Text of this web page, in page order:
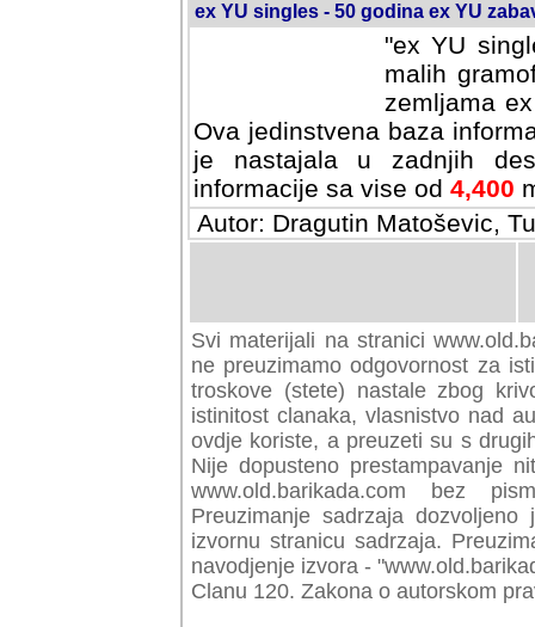
ex YU singles - 50 godina ex YU
"ex YU
malih
zemljama
Ova jedinstvena baza
je nastajala u zadnjih
informacije sa vise od 4,400
Autor: Dragutin Matoševic,
Svi materijali na stranici
preuzimamo odgovornost za
troskove (stete) nastale zbog
istinitost clanaka, vlasnistvo nad
ovdje koriste, a preuzeti su s
Nije dopusteno prestampavanje
www.old.barikada.com bez
Preuzimanje sadrzaja
izvornu stranicu sadrzaja.
navodjenje izvora -
Clanu 120. Zakona o autorskom